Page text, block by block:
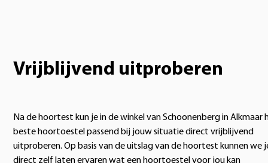
Vrijblijvend uitproberen
Na de hoortest kun je in de winkel van Schoonenberg in Alkmaar
beste hoortoestel passend bij jouw situatie direct vrijblijvend
uitproberen. Op basis van de uitslag van de hoortest kunnen we
direct zelf laten ervaren wat een hoortoestel voor jou kan